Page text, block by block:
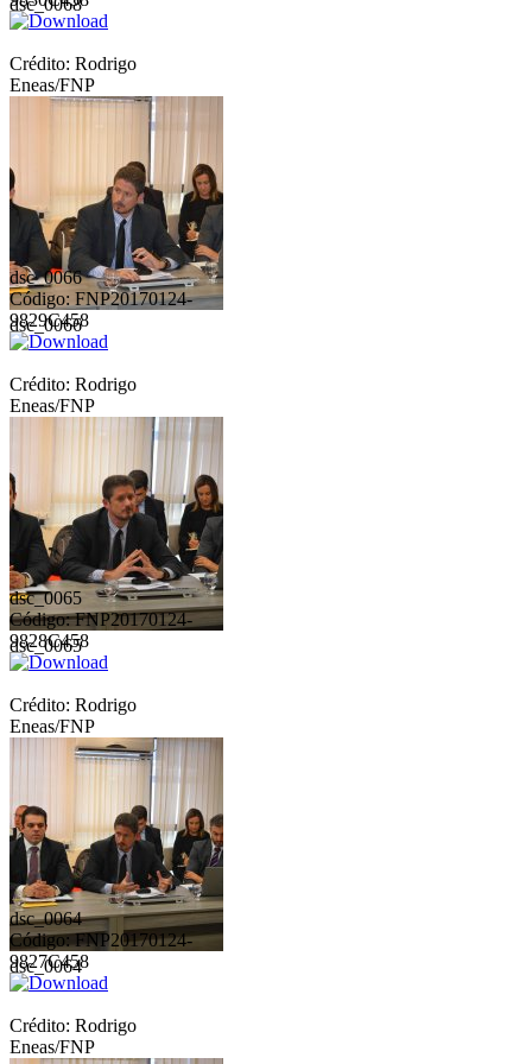
Crédito: Rodrigo
Eneas/FNP
dsc_0066
dsc_0066
Código: FNP20170124-
9829C458
Crédito: Rodrigo
Eneas/FNP
dsc_0065
dsc_0065
Código: FNP20170124-
9828C458
Crédito: Rodrigo
Eneas/FNP
dsc_0064
dsc_0064
Código: FNP20170124-
9827C458
Crédito: Rodrigo
Eneas/FNP